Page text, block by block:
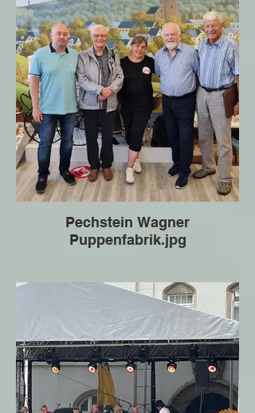
Pechstein Wagner
Puppenfabrik.jpg